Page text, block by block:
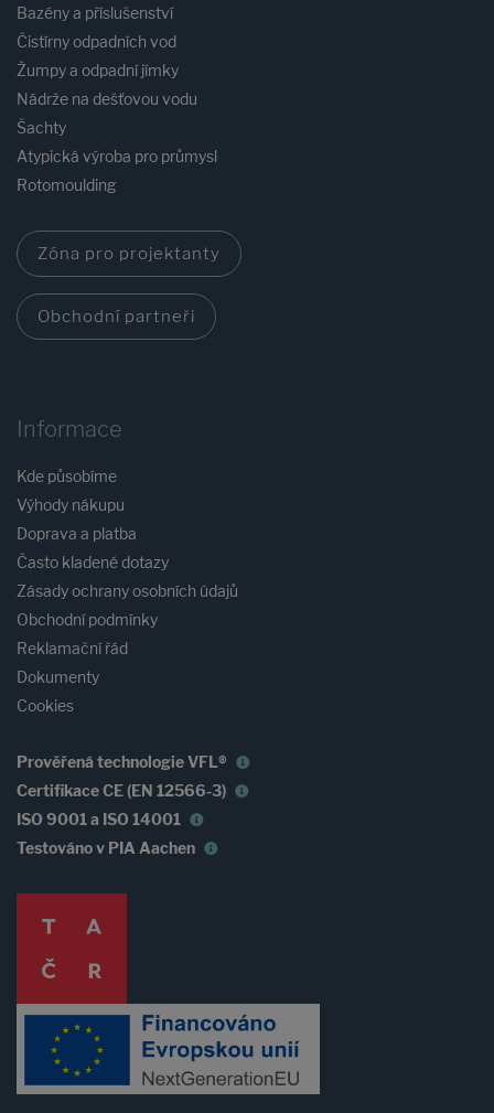
Bazény a příslušenství
Čistírny odpadních vod
Žumpy a odpadní jímky
Nádrže na dešťovou vodu
Šachty
Atypická výroba pro průmysl
Rotomoulding
Zóna pro projektanty
Obchodní partneři
Informace
Kde působíme
Výhody nákupu
Doprava a platba
Často kladené dotazy
Zásady ochrany osobních údajů
Obchodní podmínky
Reklamační řád
Dokumenty
Cookies
Prověřená technologie VFL®
Certifikace CE (EN 12566-3)
ISO 9001 a ISO 14001
Testováno v PIA Aachen